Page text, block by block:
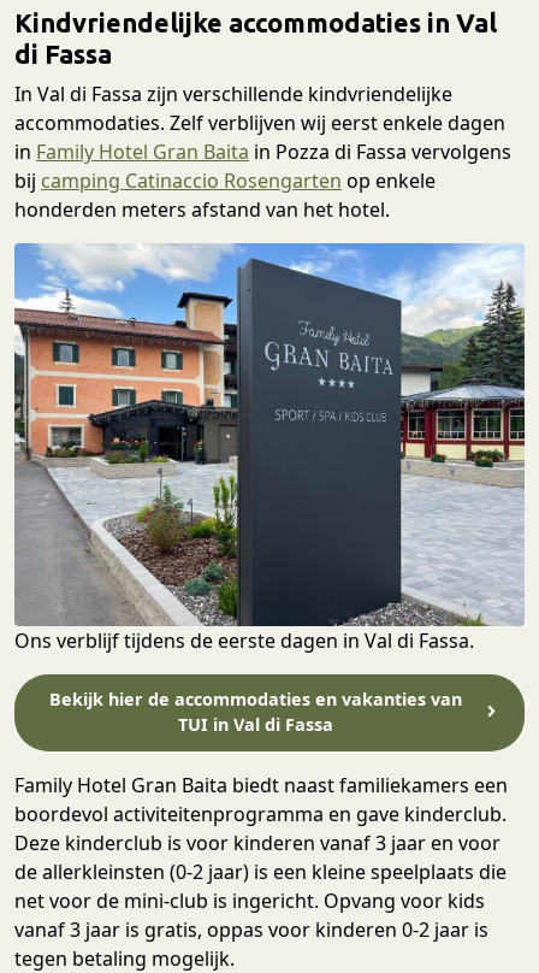
Kindvriendelijke accommodaties in Val
di Fassa
In Val di Fassa zijn verschillende kindvriendelijke
accommodaties. Zelf verblijven wij eerst enkele dagen
in Family Hotel Gran Baita in Pozza di Fassa vervolgens
bij camping Catinaccio Rosengarten op enkele
honderden meters afstand van het hotel.
Ons verblijf tijdens de eerste dagen in Val di Fassa.
Bekijk hier de accommodaties en vakanties van
TUI in Val di Fassa
Family Hotel Gran Baita biedt naast familiekamers een
boordevol activiteitenprogramma en gave kinderclub.
Deze kinderclub is voor kinderen vanaf 3 jaar en voor
de allerkleinsten (0-2 jaar) is een kleine speelplaats die
net voor de mini-club is ingericht. Opvang voor kids
vanaf 3 jaar is gratis, oppas voor kinderen 0-2 jaar is
tegen betaling mogelijk.